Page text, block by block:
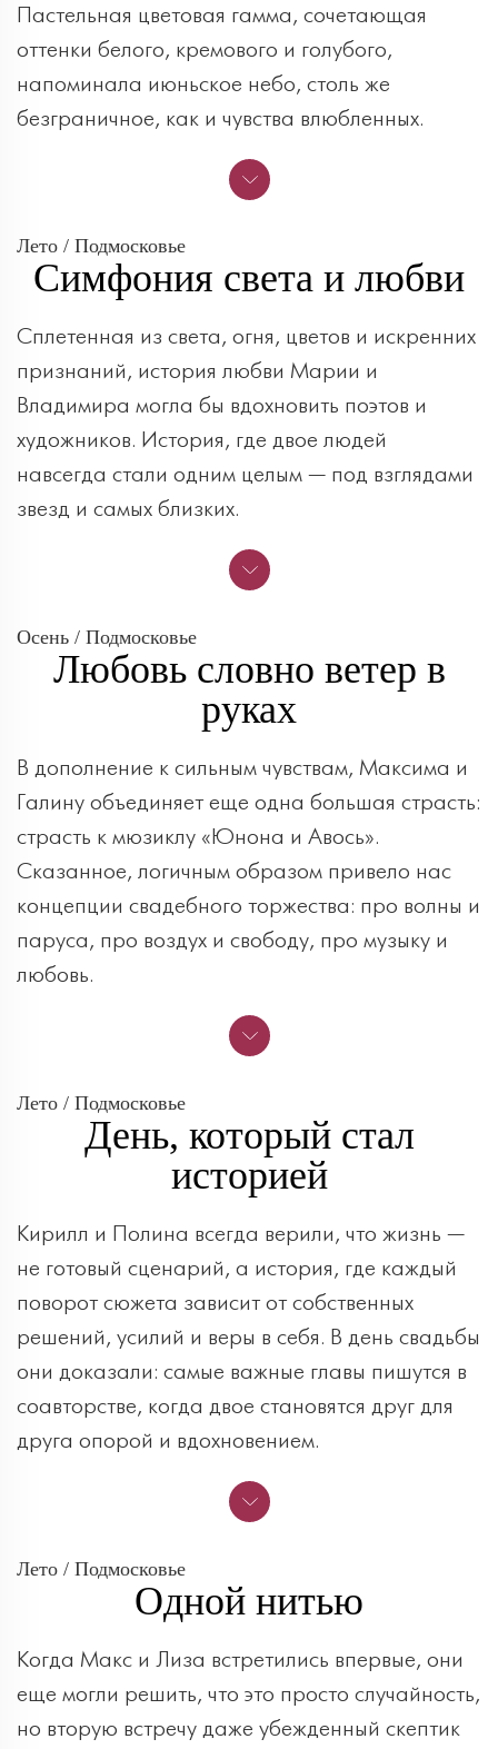
Пастельная цветовая гамма, сочетающая
оттенки белого, кремового и голубого,
напоминала июньское небо, столь же
безграничное, как и чувства влюбленных.
Лето / Подмосковье
Симфония света и любви
Сплетенная из света, огня, цветов и искренних
признаний, история любви Марии и
Владимира могла бы вдохновить поэтов и
художников. История, где двое людей
навсегда стали одним целым — под взглядами
звезд и самых близких.
Осень / Подмосковье
Любовь словно ветер в
руках
В дополнение к сильным чувствам, Максима и
Галину объединяет еще одна большая страсть:
страсть к мюзиклу «Юнона и Авось».
Сказанное, логичным образом привело нас
концепции свадебного торжества: про волны и
паруса, про воздух и свободу, про музыку и
любовь.
Лето / Подмосковье
День, который стал
историей
Кирилл и Полина всегда верили, что жизнь —
не готовый сценарий, а история, где каждый
поворот сюжета зависит от собственных
решений, усилий и веры в себя. В день свадьбы
они доказали: самые важные главы пишутся в
соавторстве, когда двое становятся друг для
друга опорой и вдохновением.
Лето / Подмосковье
Одной нитью
Когда Макс и Лиза встретились впервые, они
еще могли решить, что это просто случайность,
но вторую встречу даже убежденный скептик